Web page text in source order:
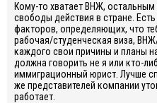
Кому-то хватает ВНЖ, остальным
свободы действия в стране Есть
факторов, определяющих, что
рабочая/студенческая виза,
каждого свои причины и планы
должна говорить не я или кто-
иммиграционный юрист. Лучше
же представителей компании
работает